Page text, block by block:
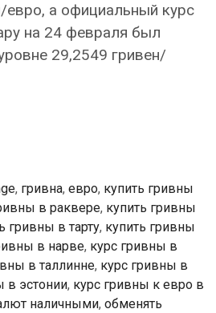
евро, а официальный курс
на 24 февраля был
29,2549 гривен/
, гривна, евро, купить гривны
в раквере, купить гривны
гривны в тарту, купить гривны
в нарве, курс гривны в
в таллинне, курс гривны в
в эстонии, курс гривны к евро в
наличными, обменять